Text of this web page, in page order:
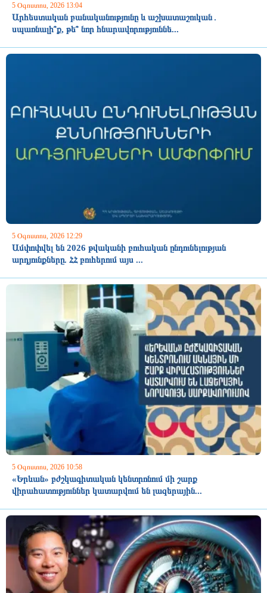
5 Օգոստոս, 2026 13:04
Արհեստական բանականությունը և աշխատաշուկան․
սպառնալի՞ք, թե՞ նոր հնարավորություննե...
5 Օգոստոս, 2026 12:29
Ամփոփվել են 2026 թվականի բուհական ընդունելության
արդյունքները. ՀՀ բուհերում այս ...
5 Օգոստոս, 2026 10:58
«Երևան» բժշկագիտական կենտրոնում մի շարք
վիրահատություններ կատարվում են լազերային...